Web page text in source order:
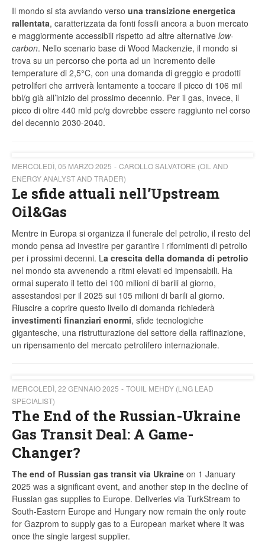
Il mondo si sta avviando verso una transizione energetica
rallentata, caratterizzata da fonti fossili ancora a buon mercato
e maggiormente accessibili rispetto ad altre alternative low-
carbon. Nello scenario base di Wood Mackenzie, il mondo si
trova su un percorso che porta ad un incremento delle
temperature di 2,5°C, con una domanda di greggio e prodotti
petroliferi che arriverà lentamente a toccare il picco di 106 mil
bbl/g già all’inizio del prossimo decennio. Per il gas, invece, il
picco di oltre 440 mld pc/g dovrebbe essere raggiunto nel corso
del decennio 2030-2040.
MERCOLEDÌ, 05 MARZO 2025
CAROLLO SALVATORE (OIL AND
ENERGY ANALYST AND TRADER)
Le sfide attuali nell’Upstream
Oil&Gas
Mentre in Europa si organizza il funerale del petrolio, il resto del
mondo pensa ad investire per garantire i rifornimenti di petrolio
per i prossimi decenni. La crescita della domanda di petrolio
nel mondo sta avvenendo a ritmi elevati ed impensabili. Ha
ormai superato il tetto dei 100 milioni di barili al giorno,
assestandosi per il 2025 sui 105 milioni di barili al giorno.
Riuscire a coprire questo livello di domanda richiederà
investimenti finanziari enormi, sfide tecnologiche
gigantesche, una ristrutturazione del settore della raffinazione,
un ripensamento del mercato petrolifero internazionale.
MERCOLEDÌ, 22 GENNAIO 2025
TOUIL MEHDY (LNG LEAD
SPECIALIST)
The End of the Russian-Ukraine
Gas Transit Deal: A Game-
Changer?
The end of Russian gas transit via Ukraine on 1 January
2025 was a significant event, and another step in the decline of
Russian gas supplies to Europe. Deliveries via TurkStream to
South-Eastern Europe and Hungary now remain the only route
for Gazprom to supply gas to a European market where it was
once the single largest supplier.